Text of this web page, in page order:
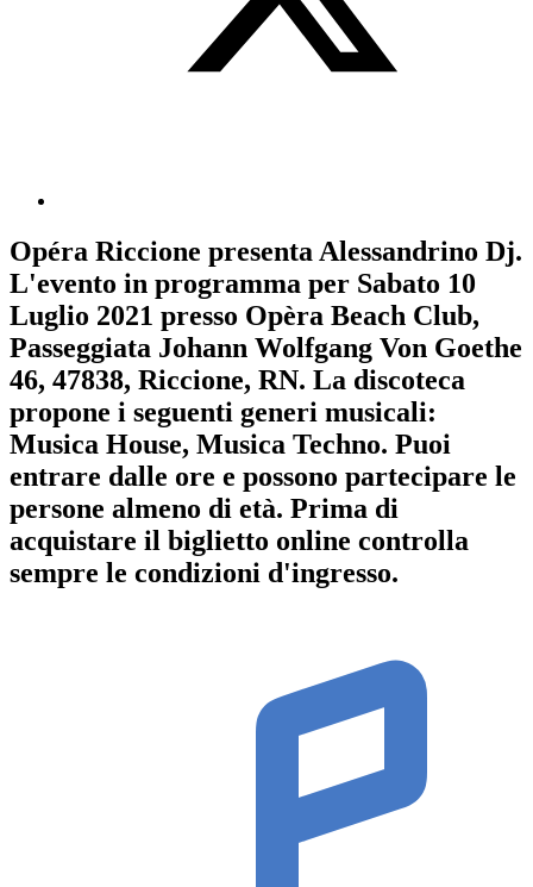
Opéra Riccione presentaAlessandrino Dj.
L'evento in programma per Sabato 10
Luglio 2021 presso Opèra Beach Club,
Passeggiata Johann Wolfgang Von Goethe
46, 47838, Riccione, RN. La discoteca
propone i seguenti generi musicali:
Musica House, Musica Techno. Puoi
entrare dalle ore e possono partecipare le
persone almeno di età. Prima di
acquistare il biglietto online controlla
sempre le condizioni d'ingresso.